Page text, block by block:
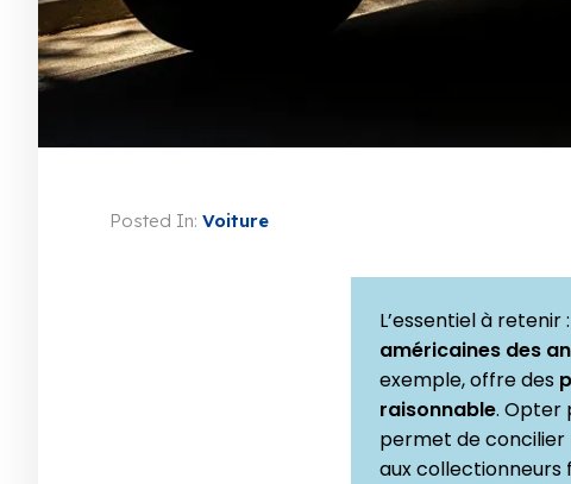
Posted In: Voiture
L’essentiel à
américaines des
exemple, offre des
raisonnable. Opter
permet de concilier
aux collectionneurs